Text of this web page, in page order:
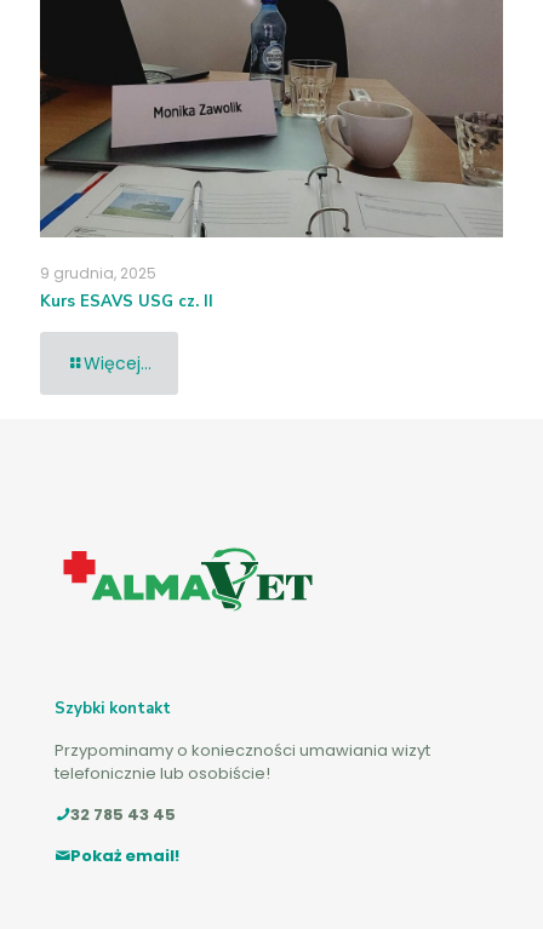
9 grudnia, 2025
Kurs ESAVS USG cz. II
Więcej...
Szybki kontakt
Przypominamy o konieczności umawiania wizyt
telefonicznie lub osobiście!
32 785 43 45
Pokaż email!